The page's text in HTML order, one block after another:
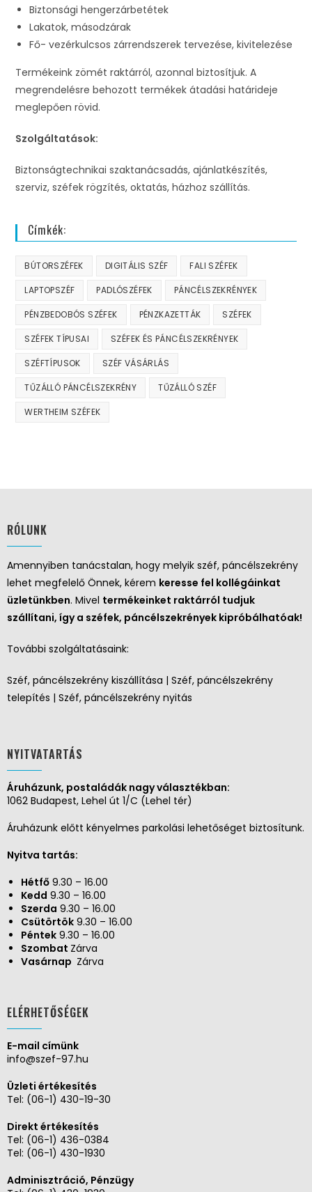
Biztonsági hengerzárbetétek
Lakatok, másodzárak
Fő- vezérkulcsos zárrendszerek tervezése, kivitelezése
Termékeink zömét raktárról, azonnal biztosítjuk. A
megrendelésre behozott termékek átadási határideje
meglepően rövid.
Szolgáltatások:
Biztonságtechnikai szaktanácsadás, ajánlatkészítés,
szerviz, széfek rögzítés, oktatás, házhoz szállítás.
Címkék:
BÚTORSZÉFEK DIGITÁLIS SZÉF FALI SZÉFEK
LAPTOPSZÉF PADLÓSZÉFEK PÁNCÉLSZEKRÉNYEK
PÉNZBEDOBÓS SZÉFEK PÉNZKAZETTÁK SZÉFEK
SZÉFEK TÍPUSAI SZÉFEK ÉS PÁNCÉLSZEKRÉNYEK
SZÉFTÍPUSOK SZÉF VÁSÁRLÁS
TŰZÁLLÓ PÁNCÉLSZEKRÉNY TŰZÁLLÓ SZÉF
WERTHEIM SZÉFEK
RÓLUNK
Amennyiben tanácstalan, hogy melyik széf, páncélszekrény
lehet megfelelő Önnek, kérem keresse fel kollégáinkat
üzletünkben. Mivel termékeinket raktárról tudjuk
szállítani, így a széfek, páncélszekrények kipróbálhatóak!
További szolgáltatásaink:
Széf, páncélszekrény kiszállítása | Széf, páncélszekrény
telepítés | Széf, páncélszekrény nyitás
NYITVATARTÁS
Áruházunk, postaládák nagy választékban:
1062 Budapest, Lehel út 1/C (Lehel tér)
Áruházunk előtt kényelmes parkolási lehetőséget biztosítunk.
Nyitva tartás:
Hétfő 9.30 – 16.00
Kedd 9.30 – 16.00
Szerda 9.30 – 16.00
Csütörtök 9.30 – 16.00
Péntek 9.30 – 16.00
Szombat Zárva
Vasárnap Zárva
ELÉRHETŐSÉGEK
E-mail címünk
info@szef-97.hu
Üzleti értékesítés
Tel: (06-1) 430-19-30
Direkt értékesítés
Tel: (06-1) 436-0384
Tel: (06-1) 430-1930
Adminisztráció, Pénzügy